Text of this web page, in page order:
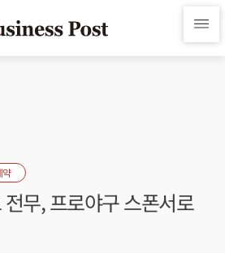
약
무, 프로야구 스폰서로